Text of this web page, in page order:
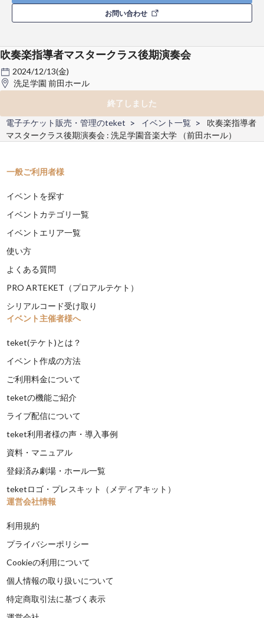
お問い合わせ
吹奏楽指導者マスタークラス後期演奏会
2024/12/13(金)
洗足学園 前田ホール
終了しました
電子チケット販売・管理のteket
イベント一覧
吹奏楽指導者
マスタークラス後期演奏会 : 洗足学園音楽大学 （前田ホール）
一般ご利用者様
イベントを探す
イベントカテゴリ一覧
イベントエリア一覧
使い方
よくある質問
PRO ARTEKET（プロアルテケト）
シリアルコード受け取り
イベント主催者様へ
teket(テケト)とは？
イベント作成の方法
ご利用料金について
teketの機能ご紹介
ライブ配信について
teket利用者様の声・導入事例
資料・マニュアル
登録済み劇場・ホール一覧
teketロゴ・プレスキット（メディアキット）
運営会社情報
利用規約
プライバシーポリシー
Cookieの利用について
個人情報の取り扱いについて
特定商取引法に基づく表示